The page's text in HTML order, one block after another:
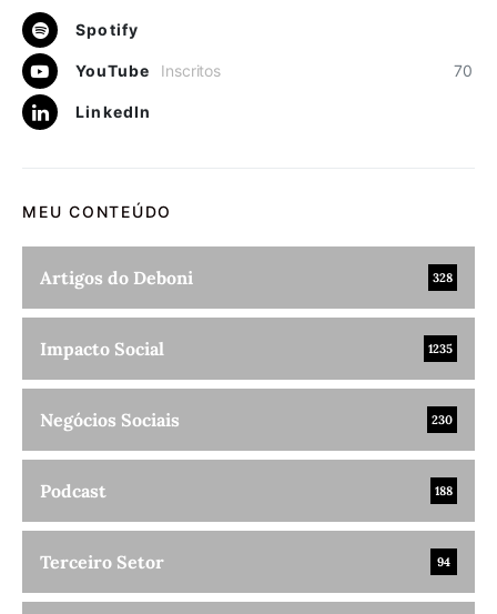
Spotify
YouTube 70
Inscritos
LinkedIn
MEU CONTEÚDO
Artigos do Deboni 328
Impacto Social 1235
Negócios Sociais 230
Podcast 188
Terceiro Setor 94